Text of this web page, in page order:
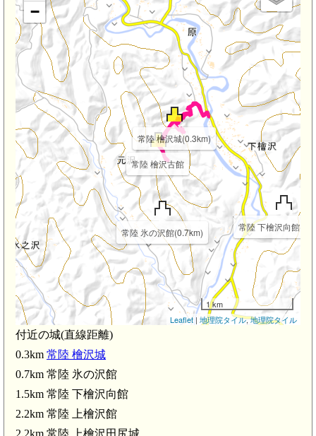
常陸 檜沢古館
常陸 檜沢城(0.3km)
常陸 氷の沢館(0.7km) 常陸 下檜沢向館
−
1 km
Leaflet | 地理院タイル,地理院タイル
付近の城(直線距離)
0.3km 常陸 檜沢城
0.7km 常陸 氷の沢館
1.5km 常陸 下檜沢向館
2.2km 常陸 上檜沢館
2.2km 常陸 上檜沢田尻城